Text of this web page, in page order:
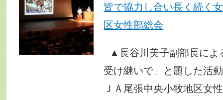
皆で協力し合い長く続く
区女性部総会
▲長谷川美子副部長によ
受け継いで」と題し
ＪＡ尾張中央小牧地区女